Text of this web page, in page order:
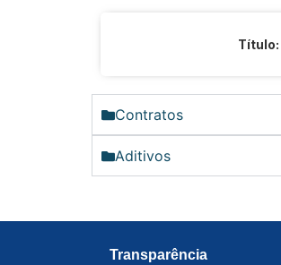
Título:
Contratos
Aditivos
Transparência